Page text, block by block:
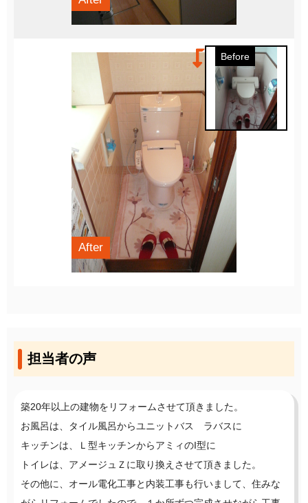
Before
After
担当者の声
築20年以上の建物をリフォームさせて頂きました。
お風呂は、タイル風呂からユニットバス ラバスに
キッチンは、Ｌ型キッチンからアミィのI型に
トイレは、アメージュＺに取り換えさせて頂きました。
その他に、オール電化工事と内装工事も行いまして、住みな